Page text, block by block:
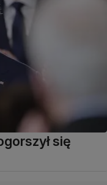
się